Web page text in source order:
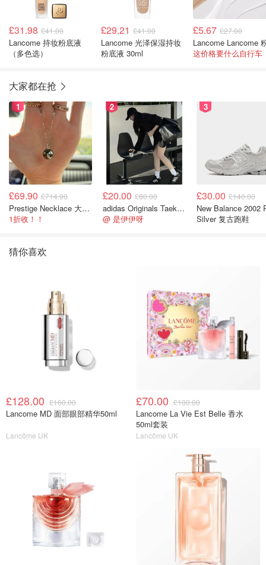
£31.98 £41.00
Lancome 持妆粉底液
（多色选）
£29.21 £41.00
Lancome 光泽保湿持妆
粉底液 30ml
£5.67 £27.00
这价格要什么自行车
大家都在抢
1
£69.90 £714.90
Prestige Necklace 大溪地珍珠项链 10-11mm
1折收！！
2
£20.00 £80.00
adidas Originals Taekwondo 女款黑色运动鞋
@ 是伊伊呀
3
£30.00 £140.00
New Balance 2002
Silver 复古跑鞋
猜你喜欢
£128.00 £160.00
Lancome MD 面部眼部精华50ml
Lancôme UK
£70.00 £100.00
Lancome La Vie Est Belle 香水
50ml套装
Lancôme UK